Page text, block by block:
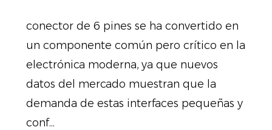
conector de 6 pines se ha convertido en
un componente común pero crítico en la
electrónica moderna, ya que nuevos
datos del mercado muestran que la
demanda de estas interfaces pequeñas y
conf...